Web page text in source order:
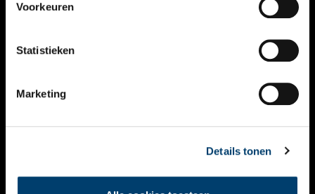
Voorkeuren
Statistieken
Marketing
Details tonen
KALENDER
THEMA’S
VIDEO’S
CONTACT